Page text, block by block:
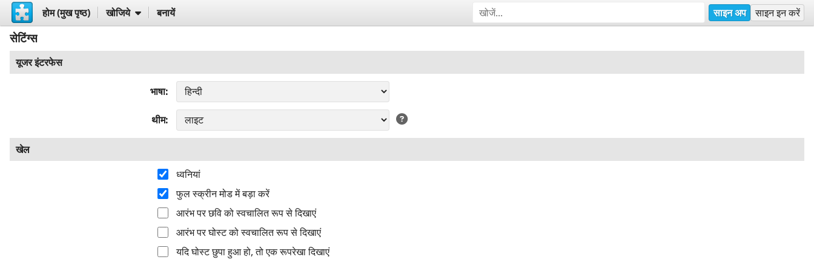
होम (मुख पृष्ठ) खोजिये बनायें साइन अप साइन इन करें
सेटिंग्स
यूजर इंटरफेस
भाषा
थीम
खेल
ध्वनियां
फुल स्क्रीन मोड में बड़ा करें
आरंभ पर छवि को स्वचालित रूप से दिखाएं
आरंभ पर घोस्ट को स्वचालित रूप से दिखाएं
यदि घोस्ट छुपा हुआ हो, तो एक रूपरेखा दिखाएं